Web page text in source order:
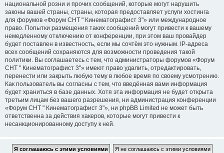
национальной розни и прочих сообщений, которые могут нарушить
законы вашей страны, страны, которая предоставляет услуги хостинга
для форумов «Форум СНТ " Кинематографист 3"» или международное
право. Попытки размещения таких сообщений могут привести к вашему
немедленному отключению от конференции, при этом ваш провайдер
будет поставлен в известность, если мы сочтём это нужным. IP-адреса
всех сообщений сохраняются для возможности проведения такой
политики. Вы соглашаетесь с тем, что администраторы форумов «Форум
СНТ " Кинематографист 3"» имеют право удалить, отредактировать,
перенести или закрыть любую тему в любое время по своему усмотрению.
Как пользователь вы согласны с тем, что введённая вами информация
будет храниться в базе данных. Хотя эта информация не будет открыта
третьим лицам без вашего разрешения, ни администрация конференции
«Форум СНТ " Кинематографист 3"», ни phpBB Limited не может быть
ответственна за действия хакеров, которые могут привести к
несанкционированному доступу к ней.